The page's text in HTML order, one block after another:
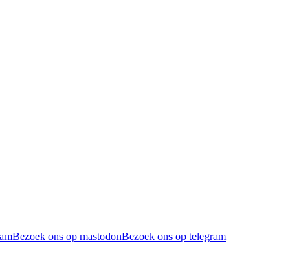
Bezoek ons op mastodonBezoek ons op telegram